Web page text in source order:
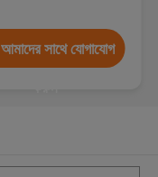
আমাদের সাথে যোগাযোগ